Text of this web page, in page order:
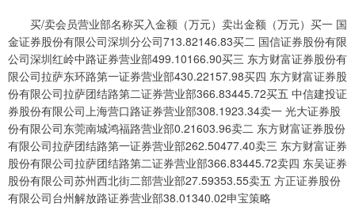
买/卖会员营业部名称买入金额（万元）卖出金额（万元）买一 国
金证券股份有限公司深圳分公司713.82146.83买二 国信证券股份有限
公司深圳红岭中路证券营业部499.10166.90买三 东方财富证券股份有
限公司拉萨东环路第一证券营业部430.22157.98买四 东方财富证券股
份有限公司拉萨团结路第二证券营业部366.83445.72买五 中信建投证
券股份有限公司上海营口路证券营业部308.1923.34卖一 光大证券股
份有限公司东莞南城鸿福路营业部0.21603.96卖二 东方财富证券股份
有限公司拉萨团结路第一证券营业部262.50477.40卖三 东方财富证券
股份有限公司拉萨团结路第二证券营业部366.83445.72卖四 东吴证券
股份有限公司苏州西北街二部营业部27.59353.55卖五 方正证券股份
有限公司台州解放路证券营业部38.01340.02申宝策略